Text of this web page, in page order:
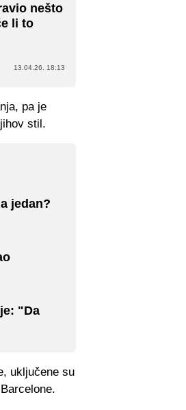
nešto
li to
13.04.26. 18:13
pa je
stil.
jedan?
"Da
uključene su